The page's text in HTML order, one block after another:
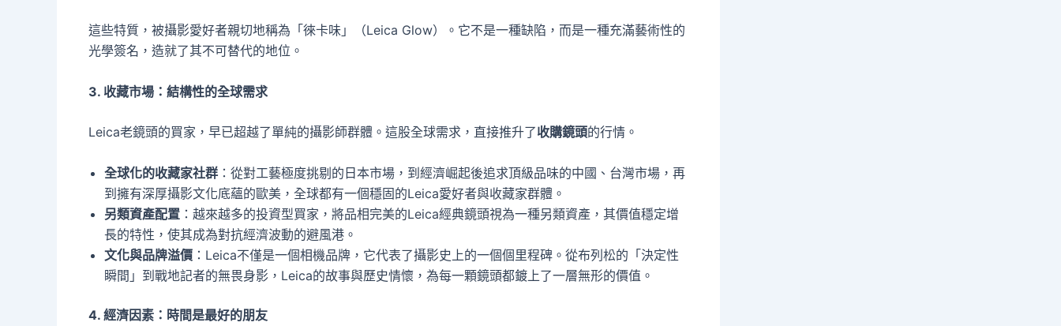
這些特質，被攝影愛好者親切地稱為「徠卡味」（Leica Glow）。它不是一種缺陷，而是一種充滿藝術性的
光學簽名，造就了其不可替代的地位。
3. 收藏市場：結構性的全球需求
Leica老鏡頭的買家，早已超越了單純的攝影師群體。這股全球需求，直接推升了收購鏡頭的行情。
全球化的收藏家社群 ：從對工藝極度挑剔的日本市場，到經濟崛起後追求頂級品味的中國、台灣市場，再
到擁有深厚攝影文化底蘊的歐美，全球都有一個穩固的Leica愛好者與收藏家群體。
另類資產配置 ：越來越多的投資型買家，將品相完美的Leica經典鏡頭視為一種另類資產，其價值穩定增
長的特性，使其成為對抗經濟波動的避風港。
文化與品牌溢價 ：Leica不僅是一個相機品牌，它代表了攝影史上的一個個里程碑。從布列松的「決定性
瞬間」到戰地記者的無畏身影，Leica的故事與歷史情懷，為每一顆鏡頭都鍍上了一層無形的價值。
4. 經濟因素：時間是最好的朋友